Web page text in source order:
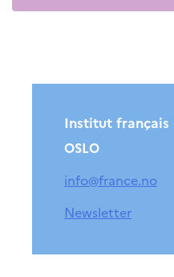
Institut français
OSLO
info@france.no
Newsletter